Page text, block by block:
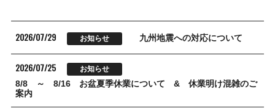
2026/07/29 お知らせ 九州地震への対応について
2026/07/25 お知らせ
8/8 ～ 8/16 お盆夏季休業について & 休業明け混雑のご
案内